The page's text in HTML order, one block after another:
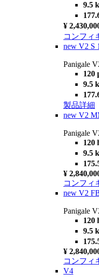
9.5
¥
コンフィ
new V2 S
Panigale
120
9.5
製品詳細
new V2
Panigale
120
9.5
¥
コンフィ
new V2
Panigale
120
9.5
¥
コンフィ
V4